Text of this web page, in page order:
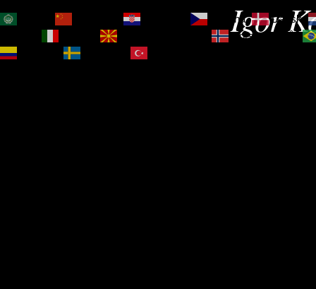
Igor
Čeština‎
Dansk
Norsk bokmål